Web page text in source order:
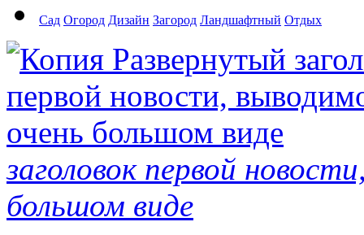
Сад Огород Дизайн Загород Ландшафтный Отдых
заголовок первой
большом виде